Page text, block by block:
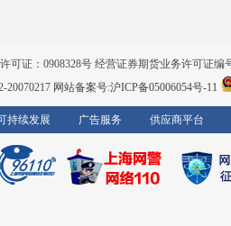
可证：0908328号 经营证券期货业务许可证编
20070217 网站备案号:沪ICP备05006054号-11
持续发展 广告服务 供应商平台